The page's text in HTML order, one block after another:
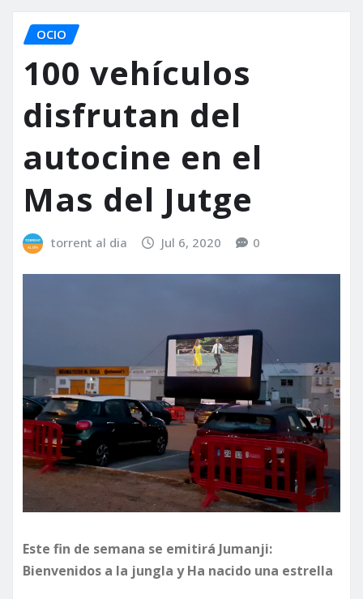
OCIO
100 vehículos
disfrutan del
autocine en el
Mas del Jutge
torrent al dia Jul 6, 2020 0
Este fin de semana se emitirá Jumanji:
Bienvenidos a la jungla y Ha nacido una estrella